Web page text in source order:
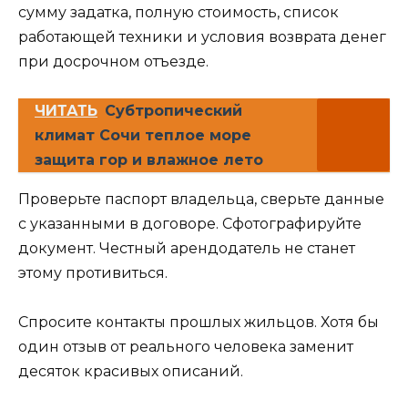
сумму задатка, полную стоимость, список
работающей техники и условия возврата денег
при досрочном отъезде.
ЧИТАТЬ Субтропический
климат Сочи теплое море
защита гор и влажное лето
Проверьте паспорт владельца, сверьте данные
с указанными в договоре. Сфотографируйте
документ. Честный арендодатель не станет
этому противиться.
Спросите контакты прошлых жильцов. Хотя бы
один отзыв от реального человека заменит
десяток красивых описаний.